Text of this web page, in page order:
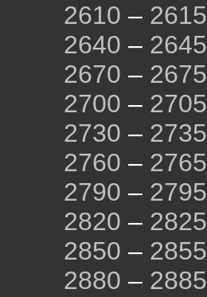
2610 – 2615
2640 – 2645
2670 – 2675
2700 – 2705
2730 – 2735
2760 – 2765
2790 – 2795
2820 – 2825
2850 – 2855
2880 – 2885